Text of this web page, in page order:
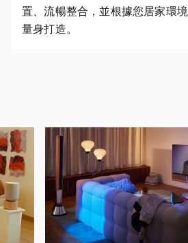
置、流暢整合，並根據您居家環境
量身打造。